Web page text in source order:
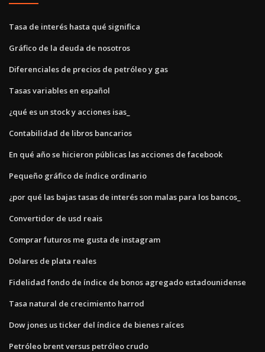
Tasa de interés hasta qué significa
Gráfico de la deuda de nosotros
Diferenciales de precios de petróleo y gas
Tasas variables en español
¿qué es un stock y acciones isas_
Contabilidad de libros bancarios
En qué año se hicieron públicas las acciones de facebook
Pequeño gráfico de índice ordinario
¿por qué las bajas tasas de interés son malas para los bancos_
Convertidor de usd reais
Comprar futuros me gusta de instagram
Dolares de plata reales
Fidelidad fondo de índice de bonos agregado estadounidense
Tasa natural de crecimiento harrod
Dow jones us ticker del índice de bienes raíces
Petróleo brent versus petróleo crudo